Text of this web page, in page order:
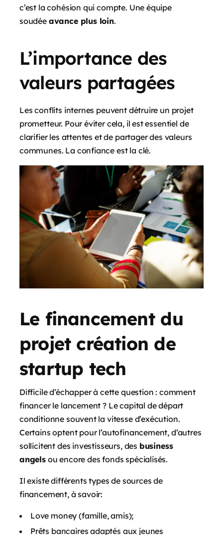
c’est la cohésion qui compte. Une équipe
soudée avance plus loin.
L’importance des
valeurs partagées
Les conflits internes peuvent détruire un projet
prometteur. Pour éviter cela, il est essentiel de
clarifier les attentes et de partager des valeurs
communes. La confiance est la clé.
Le financement du
projet création de
startup tech
Difficile d’échapper à cette question : comment
financer le lancement ? Le capital de départ
conditionne souvent la vitesse d’exécution.
Certains optent pour l’autofinancement, d’autres
sollicitent des investisseurs, des business
angelsou encore des fonds spécialisés.
Il existe différents types de sources de
financement, à savoir:
Love money (famille, amis);
Prêts bancaires adaptés aux jeunes